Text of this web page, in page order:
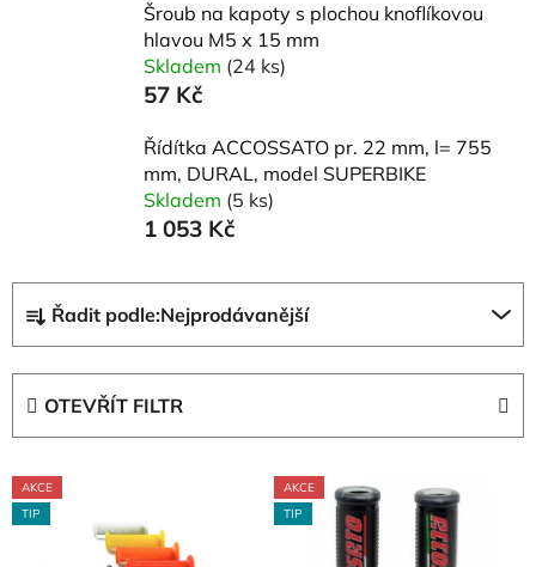
Šroub na kapoty s plochou knoflíkovou
hlavou M5 x 15 mm
Skladem (24 ks)
57 Kč
Řídítka ACCOSSATO pr. 22 mm, l= 755
mm, DURAL, model SUPERBIKE
Skladem (5 ks)
1 053 Kč
a
z
p
r
Řadit podle:Nejprodávanější
OTEVŘÍT FILTR
V
ý
AKCE
TIP
AKCE
TIP